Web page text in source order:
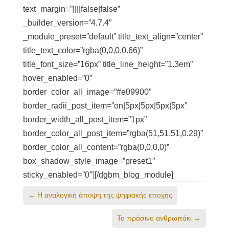
text_margin=”||||false|false”
_builder_version=”4.7.4″
_module_preset=”default” title_text_align=”center”
title_text_color=”rgba(0,0,0,0.66)”
title_font_size=”16px” title_line_height=”1.3em”
hover_enabled=”0″
border_color_all_image=”#e09900″
border_radii_post_item=”on|5px|5px|5px|5px”
border_width_all_post_item=”1px”
border_color_all_post_item=”rgba(51,51,51,0.29)”
border_color_all_content=”rgba(0,0,0,0)”
box_shadow_style_image=”preset1″
sticky_enabled=”0″][/dgbm_blog_module]
← Η αναλογική άποψη της ψηφιακής εποχής
Το πράσινο ανθρωπάκι →